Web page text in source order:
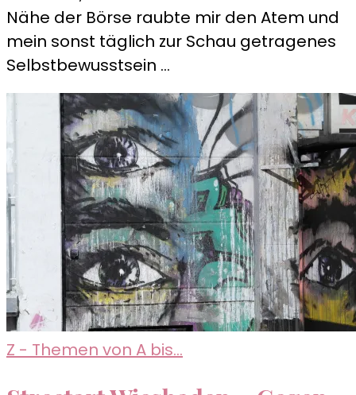
von
Mainhattan
Nähe der Börse raubte mir den Atem und
mein sonst täglich zur Schau getragenes
Selbstbewusstsein …
Z - Themen von A bis...